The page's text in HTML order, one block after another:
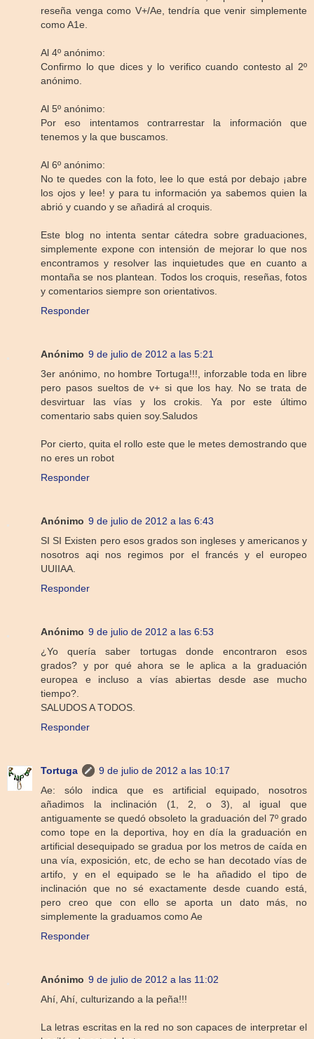
reseña venga como V+/Ae, tendría que venir simplemente
como A1e.
Al 4º anónimo:
Confirmo lo que dices y lo verifico cuando contesto al 2º
anónimo.
Al 5º anónimo:
Por eso intentamos contrarrestar la información que
tenemos y la que buscamos.
Al 6º anónimo:
No te quedes con la foto, lee lo que está por debajo ¡abre
los ojos y lee! y para tu información ya sabemos quien la
abrió y cuando y se añadirá al croquis.
Este blog no intenta sentar cátedra sobre graduaciones,
simplemente expone con intensión de mejorar lo que nos
encontramos y resolver las inquietudes que en cuanto a
montaña se nos plantean. Todos los croquis, reseñas, fotos
y comentarios siempre son orientativos.
Responder
Anónimo 9 de julio de 2012 a las 5:21
3er anónimo, no hombre Tortuga!!!, inforzable toda en libre
pero pasos sueltos de v+ si que los hay. No se trata de
desvirtuar las vías y los crokis. Ya por este último
comentario sabs quien soy.Saludos
Por cierto, quita el rollo este que le metes demostrando que
no eres un robot
Responder
Anónimo 9 de julio de 2012 a las 6:43
SI SI Existen pero esos grados son ingleses y americanos y
nosotros aqi nos regimos por el francés y el europeo
UUIIAA.
Responder
Anónimo 9 de julio de 2012 a las 6:53
¿Yo quería saber tortugas donde encontraron esos
grados? y por qué ahora se le aplica a la graduación
europea e incluso a vías abiertas desde ase mucho
tiempo?.
SALUDOS A TODOS.
Responder
Tortuga
9 de julio de 2012 a las 10:17
Ae: sólo indica que es artificial equipado, nosotros
añadimos la inclinación (1, 2, o 3), al igual que
antiguamente se quedó obsoleto la graduación del 7º grado
como tope en la deportiva, hoy en día la graduación en
artificial desequipado se gradua por los metros de caída en
una vía, exposición, etc, de echo se han decotado vías de
artifo, y en el equipado se le ha añadido el tipo de
inclinación que no sé exactamente desde cuando está,
pero creo que con ello se aporta un dato más, no
simplemente la graduamos como Ae
Responder
Anónimo 9 de julio de 2012 a las 11:02
Ahí, Ahí, culturizando a la peña!!!
La letras escritas en la red no son capaces de interpretar el